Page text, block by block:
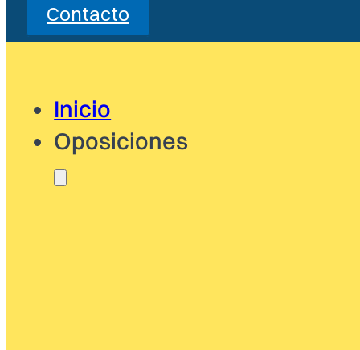
Contacto
Inicio
Oposiciones